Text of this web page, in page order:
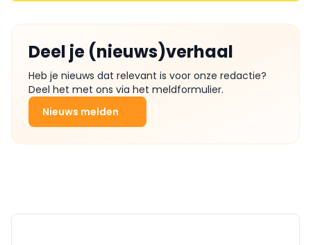
Deel je (nieuws)verhaal
Heb je nieuws dat relevant is voor onze redactie?
Deel het met ons via het meldformulier.
Nieuws melden